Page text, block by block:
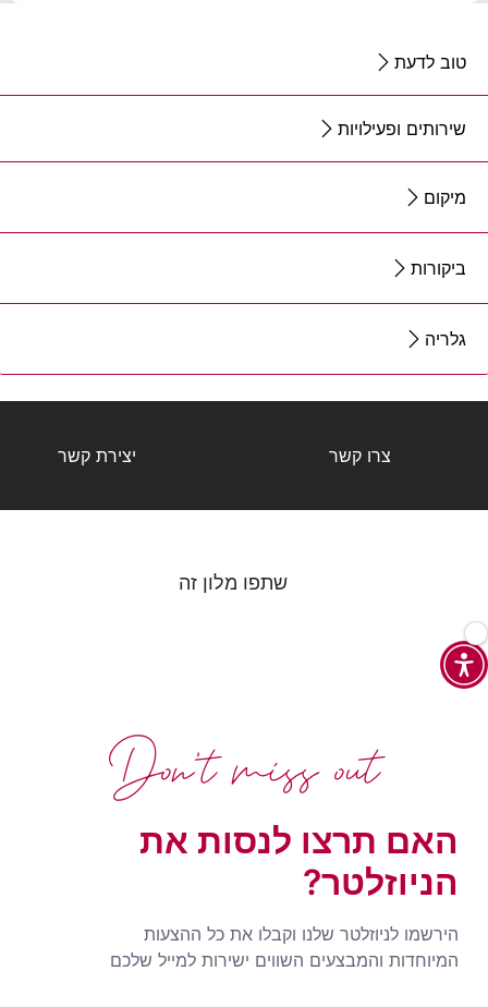
טוב לדעת
שירותים ופעילויות
מיקום
ביקורות
גלריה
צרו קשר יצירת קשר
שתפו מלון זה
האם תרצו לנסות את
הניוזלטר?
הירשמו לניוזלטר שלנו וקבלו את כל ההצעות
המיוחדות והמבצעים השווים ישירות למייל שלכם
Don't miss out